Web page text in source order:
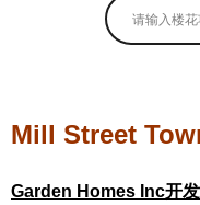
卖房指南
贷款指南
Mill Street
Garden Homes Inc开发